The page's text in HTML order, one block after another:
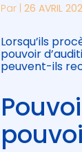
Par |26 AVRIL
Lorsqu’ils
pouvoir
peuvent-ils